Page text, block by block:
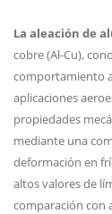
La aleación de
cobre (Al-Cu),
comportamiento
aplicaciones
propiedades
mediante una
deformación en
altos valores de
comparación con